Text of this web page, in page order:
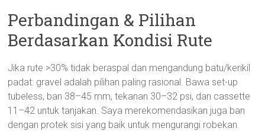
Perbandingan & Pilihan
Berdasarkan Kondisi Rute
Jika rute >30% tidak beraspal dan mengandung batu/kerikil
padat: gravel adalah pilihan paling rasional. Bawa set-up
tubeless, ban 38–45 mm, tekanan 30–32 psi, dan cassette
11–42 untuk tanjakan. Saya merekomendasikan juga ban
dengan protek sisi yang baik untuk mengurangi robekan.